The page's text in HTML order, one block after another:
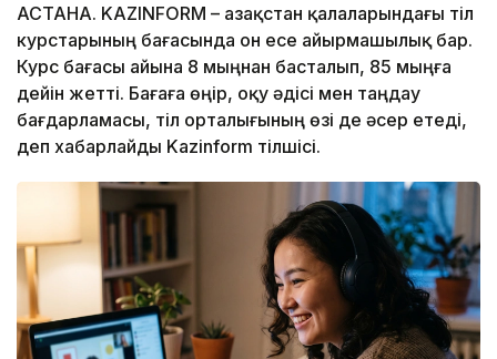
АСТАНА. KAZINFORM – Қазақстан қалаларындағы тіл
курстарының бағасында он есе айырмашылық бар.
Курс бағасы айына 8 мыңнан басталып, 85 мыңға
дейін жетті. Бағаға өңір, оқу әдісі мен таңдау
бағдарламасы, тіл орталығының өзі де әсер етеді,
деп хабарлайды Kazinform тілшісі.